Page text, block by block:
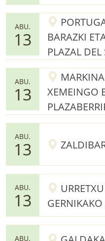
ABU.
13
BARAZKI
PLAZAL DEL
ABU.
13
XEMEINGO
ABU.
13
ABU.
13
ABU.